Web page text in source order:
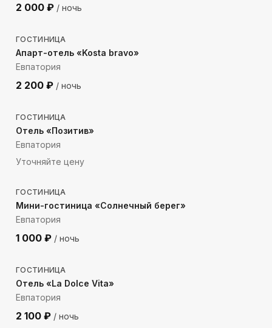
2 000 ₽ / ночь
261м до моря
ГОСТИНИЦА
Апарт-отель «Kosta bravo»
Евпатория
2 200 ₽ / ночь
999м до моря
ГОСТИНИЦА
Отель «Позитив»
Евпатория
Уточняйте цену
473м до моря
ГОСТИНИЦА
Мини-гостиница «Солнечный берег»
Евпатория
1 000 ₽ / ночь
246 м до моря
ГОСТИНИЦА
Отель «La Dolce Vita»
Евпатория
2 100 ₽ / ночь
2909м до моря